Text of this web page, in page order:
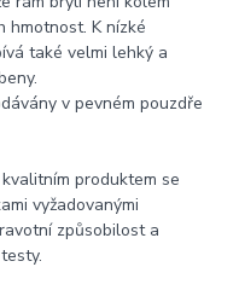
hmotnost. K nízké
také velmi lehký a
v pevném pouzdře
produktem se
vyžadovanými
způsobilost a